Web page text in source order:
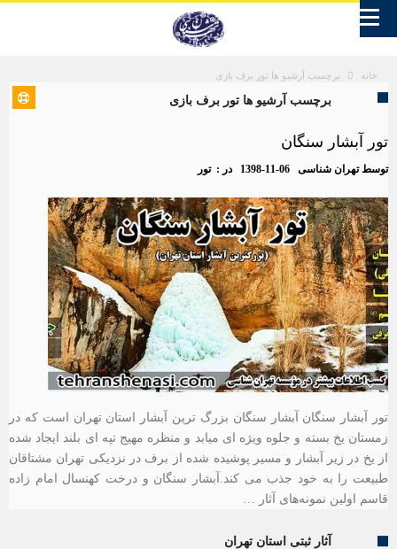
خانه برچسب آرشیو ها تور برف بازی
برچسب آرشیو ها تور برف بازی
تور آبشار سنگان
توسطتهران شناسی 1398-11-06 در :تور
تور آبشار سنگان آبشار سنگان بزرگ ترین آبشار استان تهران است که در
زمستان یخ بسته و جلوه ویژه ای میابد و منظره مهیج تپه ای بلند ایجاد شده
از یخ در زیر آبشار و مسیر پوشیده شده از برف در نزدیکی تهران مشتاقان
طبیعت را به خود جذب می کند.آبشار سنگان و درخت کهنسال امام زاده
قاسم اولین نمونه‌های آثار …
آثار ثبتی استان تهران